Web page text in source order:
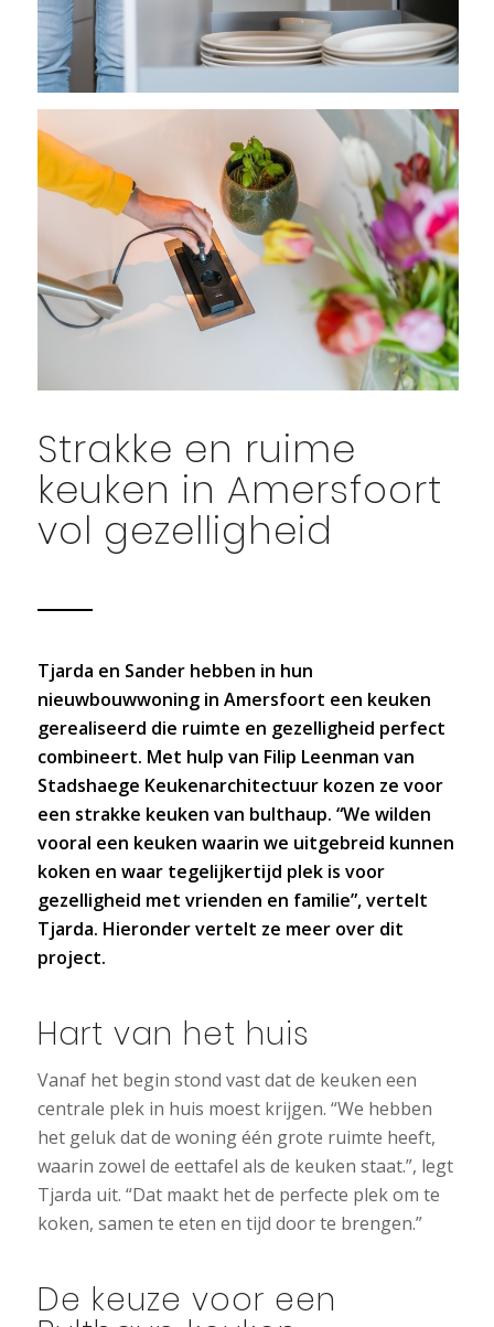
Strakke en ruime
keuken in Amersfoort
vol gezelligheid
Tjarda en Sander hebben in hun
nieuwbouwwoning in Amersfoort een keuken
gerealiseerd die ruimte en gezelligheid perfect
combineert. Met hulp van Filip Leenman van
Stadshaege Keukenarchitectuur kozen ze voor
een strakke keuken van bulthaup. “We wilden
vooral een keuken waarin we uitgebreid kunnen
koken en waar tegelijkertijd plek is voor
gezelligheid met vrienden en familie”, vertelt
Tjarda. Hieronder vertelt ze meer over dit
project.
Hart van het huis
Vanaf het begin stond vast dat de keuken een
centrale plek in huis moest krijgen. “We hebben
het geluk dat de woning één grote ruimte heeft,
waarin zowel de eettafel als de keuken staat.”, legt
Tjarda uit. “Dat maakt het de perfecte plek om te
koken, samen te eten en tijd door te brengen.”
De keuze voor een